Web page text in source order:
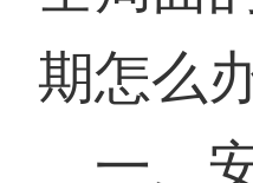
期怎么
一、